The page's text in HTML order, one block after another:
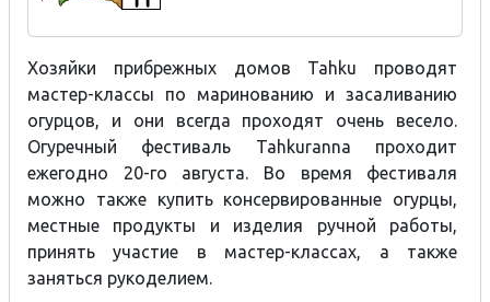
Хозяйки прибрежных домов Tahku проводят
мастер-классы по маринованию и засаливанию
огурцов, и они всегда проходят очень весело.
Огуречный фестиваль Tahkuranna проходит
ежегодно 20-го августа. Во время фестиваля
можно также купить консервированные огурцы,
местные продукты и изделия ручной работы,
принять участие в мастер-классах, а также
заняться рукоделием.